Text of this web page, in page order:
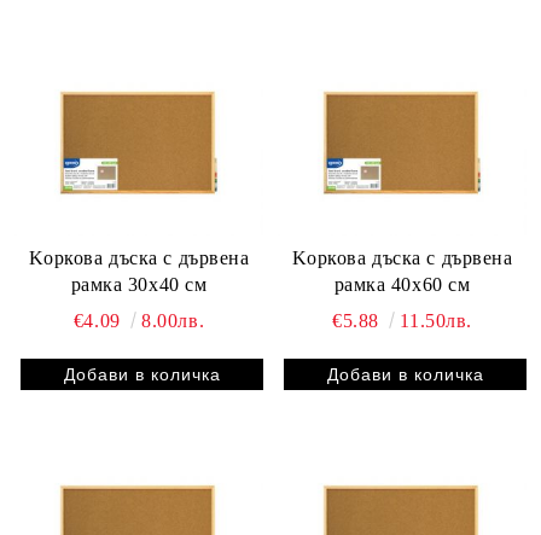
Kоркова дъска с дървена
рамка 30х40 см
€4.09
8.00лв.
Kоркова дъска с дървена
рамка 40х60 см
€5.88
11.50лв.